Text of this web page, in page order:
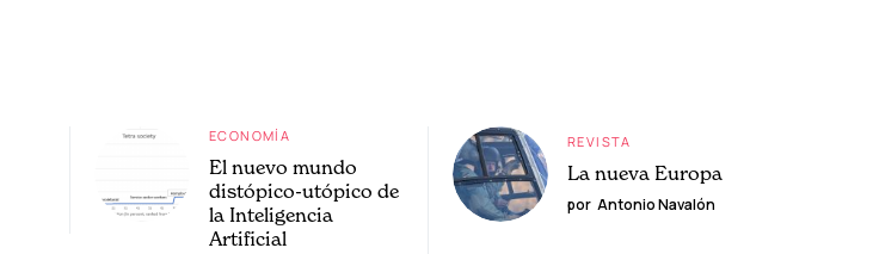
ECONOMÍA
El nuevo mundo
distópico-utópico de
la Inteligencia
Artificial
REVISTA
La nueva Europa
por Antonio Navalón